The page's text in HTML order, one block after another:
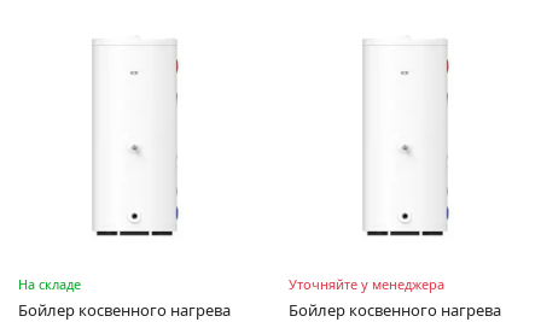
На складе
Бойлер косвенного нагрева
Уточняйте у менеджера
Бойлер косвенного нагрева